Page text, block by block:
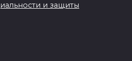
и защиты